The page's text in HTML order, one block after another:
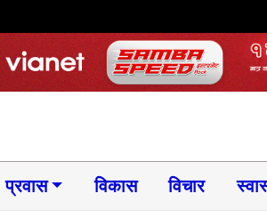
प्रवास विकास विचार